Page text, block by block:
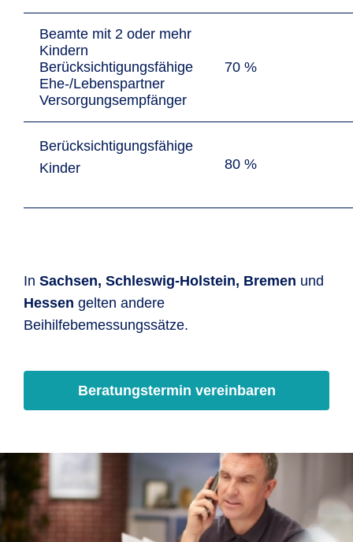
Beamte mit 2 oder mehr
Kindern
Berücksichtigungsfähige
Ehe-/Lebenspartner
Versorgungsempfänger
70 %
Berücksichtigungsfähige
Kinder
80 %
In Sachsen, Schleswig-Holstein, Bremen und
Hessen gelten andere
Beihilfebemessungssätze.
Beratungstermin vereinbaren